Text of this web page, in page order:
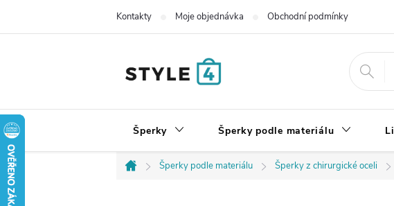
Kontakty Moje objednávka Obchodní podmínky
Šperky Šperky podle materiálu
Domů
Šperky podle materiálu Šperky z chirurgické oceli